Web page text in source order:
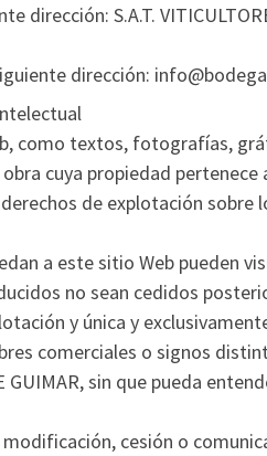
dirección: S.A.T.
dirección:
como textos, fotografías,
cuya propiedad pertenece
de explotación
a este sitio Web pueden
no sean cedidos
y única y
comerciales o signos
GUIMAR, sin que pueda
cesión o